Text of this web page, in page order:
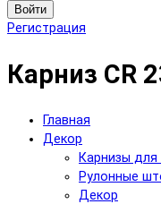
Войти
Регистрация
Карниз CR
Главная
Декор
Карнизы
Рулонные
Декор